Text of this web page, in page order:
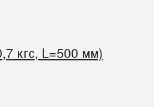
кгс, L=500 мм)